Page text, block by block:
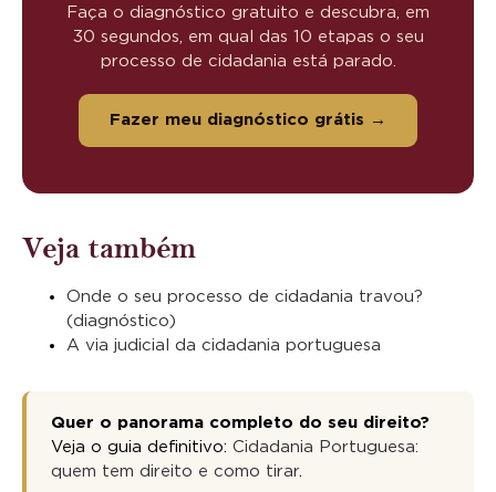
Faça o diagnóstico gratuito e descubra, em
30 segundos, em qual das 10 etapas o seu
processo de cidadania está parado.
Fazer meu diagnóstico grátis →
Veja também
Onde o seu processo de cidadania travou?
(diagnóstico)
A via judicial da cidadania portuguesa
Quer o panorama completo do seu direito?
Veja o guia definitivo: Cidadania Portuguesa:
quem tem direito e como tirar.